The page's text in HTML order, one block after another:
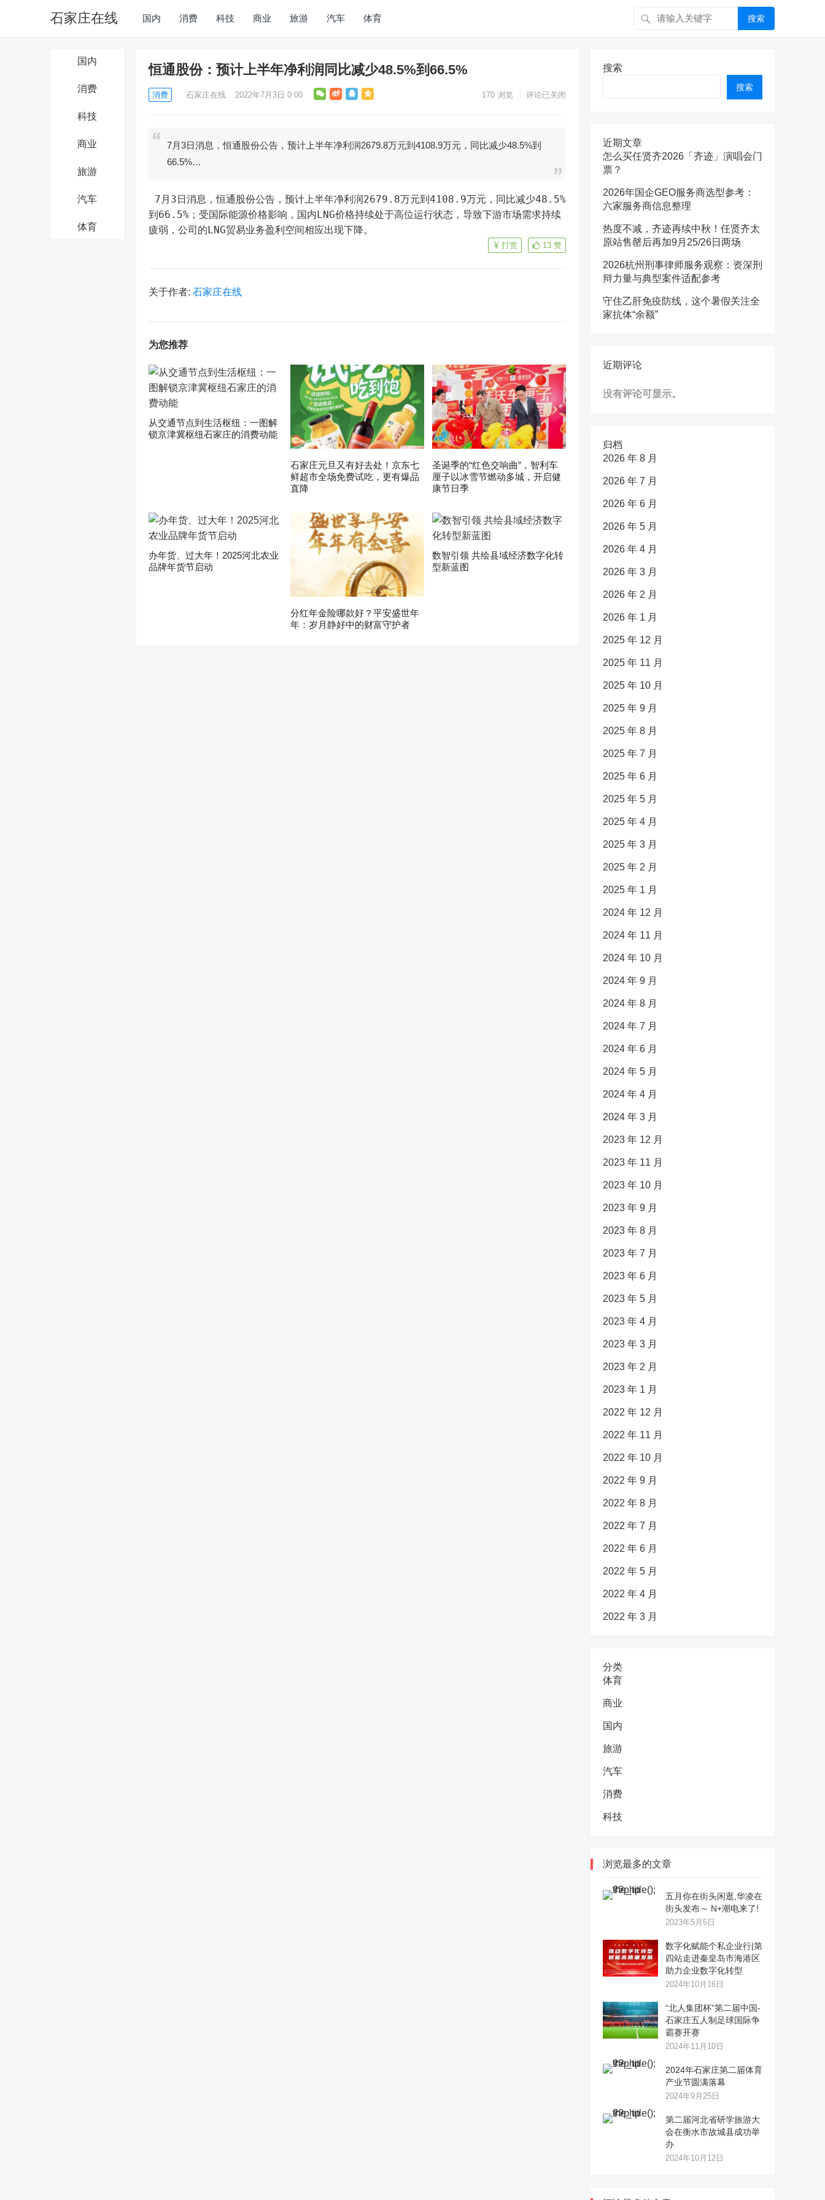
石家庄在线 国内 消费 科技 商业 旅游 汽车 体育 搜索
国内
消费
科技
商业
旅游
汽车
体育
恒通股份：预计上半年净利润同比减少48.5%到66.5%
消费 石家庄在线 2022年7月3日 0:00 170 浏览 评论已关闭
7月3日消息，恒通股份公告，预计上半年净利润2679.8万元到4108.9万元，同比减少48.5%到
66.5%…
到66.5%；受国际能源价格影响，国内LNG价格持续处于高位运行状态，导致下游市场需求持续
疲弱，公司的LNG贸易业务盈利空间相应出现下降。
13 赞
打赏
关于作者: 石家庄在线
为您推荐
从交通节点到生活枢纽：一图解
锁京津冀枢纽石家庄的消费动能
石家庄元旦又有好去处！京东七
鲜超市全场免费试吃，更有爆品
直降
圣诞季的“红色交响曲”，智利车
厘子以冰雪节燃动多城，开启健
康节日季
办年货、过大年！2025河北农业
品牌年货节启动
分红年金险哪款好？平安盛世年
年：岁月静好中的财富守护者
数智引领 共绘县域经济数字化转
型新蓝图
搜索
搜索
近期文章
怎么买任贤齐2026「齐迹」演唱会门
票？
2026年国企GEO服务商选型参考：
六家服务商信息整理
热度不减，齐迹再续中秋！任贤齐太
原站售罄后再加9月25/26日两场
2026杭州刑事律师服务观察：资深刑
辩力量与典型案件适配参考
守住乙肝免疫防线，这个暑假关注全
家抗体“余额”
近期评论
没有评论可显示。
归档
2026 年 8 月
2026 年 7 月
2026 年 6 月
2026 年 5 月
2026 年 4 月
2026 年 3 月
2026 年 2 月
2026 年 1 月
2025 年 12 月
2025 年 11 月
2025 年 10 月
2025 年 9 月
2025 年 8 月
2025 年 7 月
2025 年 6 月
2025 年 5 月
2025 年 4 月
2025 年 3 月
2025 年 2 月
2025 年 1 月
2024 年 12 月
2024 年 11 月
2024 年 10 月
2024 年 9 月
2024 年 8 月
2024 年 7 月
2024 年 6 月
2024 年 5 月
2024 年 4 月
2024 年 3 月
2023 年 12 月
2023 年 11 月
2023 年 10 月
2023 年 9 月
2023 年 8 月
2023 年 7 月
2023 年 6 月
2023 年 5 月
2023 年 4 月
2023 年 3 月
2023 年 2 月
2023 年 1 月
2022 年 12 月
2022 年 11 月
2022 年 10 月
2022 年 9 月
2022 年 8 月
2022 年 7 月
2022 年 6 月
2022 年 5 月
2022 年 4 月
2022 年 3 月
分类
体育
商业
国内
旅游
汽车
消费
科技
浏览最多的文章
五月你在街头闲逛,华凌在
街头发布～ N+潮电来了!
2023年5月5日
数字化赋能个私企业行|第
四站走进秦皇岛市海港区
助力企业数字化转型
2024年10月16日
“北人集团杯”第二届中国-
石家庄五人制足球国际争
霸赛开赛
2024年11月10日
2024年石家庄第二届体育
产业节圆满落幕
2024年9月25日
第二届河北省研学旅游大
会在衡水市故城县成功举
办
2024年10月12日